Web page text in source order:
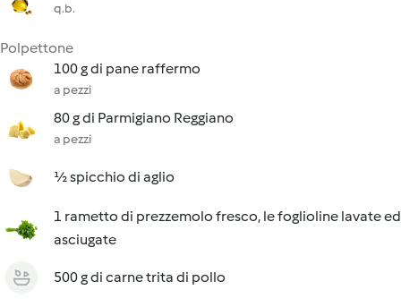
q.b.
Polpettone
100 g di pane raffermo
a pezzi
80 g di Parmigiano Reggiano
a pezzi
½ spicchio di aglio
1 rametto di prezzemolo fresco, le foglioline lavate ed
asciugate
500 g di carne trita di pollo